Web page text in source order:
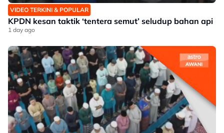
VIDEO TERKINI & POPULAR
KPDN kesan taktik ‘tentera semut’ seludup bahan api
1 day ago